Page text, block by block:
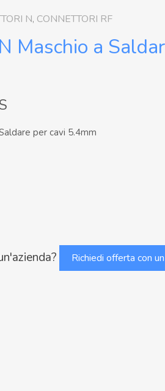
N, CONNETTORI RF
Maschio a
per cavi 5.4mm
Richiedi offerta con